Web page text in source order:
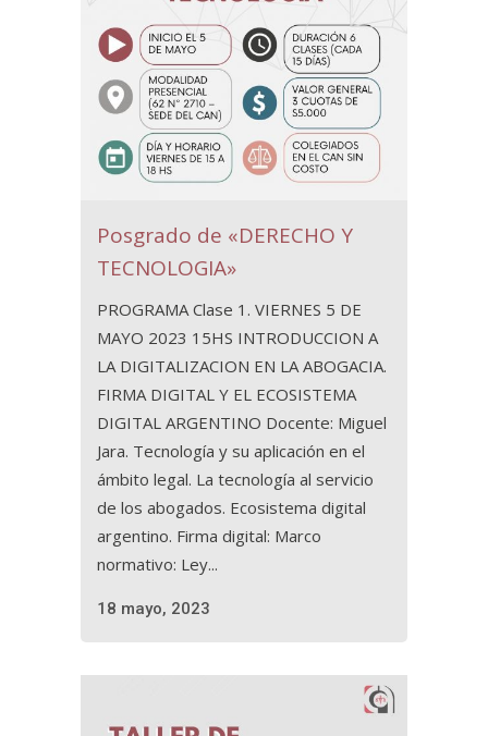
Posgrado de «DERECHO Y
TECNOLOGIA»
PROGRAMA Clase 1. VIERNES 5 DE
MAYO 2023 15HS INTRODUCCION A
LA DIGITALIZACION EN LA ABOGACIA.
FIRMA DIGITAL Y EL ECOSISTEMA
DIGITAL ARGENTINO Docente: Miguel
Jara. Tecnología y su aplicación en el
ámbito legal. La tecnología al servicio
de los abogados. Ecosistema digital
argentino. Firma digital: Marco
normativo: Ley...
18 mayo, 2023